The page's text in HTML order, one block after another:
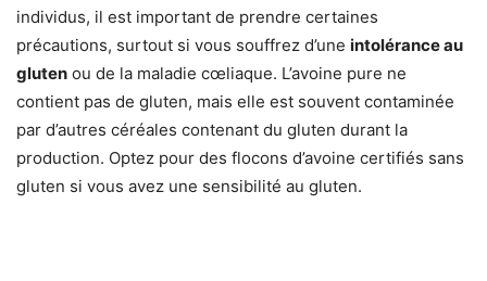
individus, il est important de prendre certaines
précautions, surtout si vous souffrez d’une intolérance au
gluten ou de la maladie cœliaque. L’avoine pure ne
contient pas de gluten, mais elle est souvent contaminée
par d’autres céréales contenant du gluten durant la
production. Optez pour des flocons d’avoine certifiés sans
gluten si vous avez une sensibilité au gluten.